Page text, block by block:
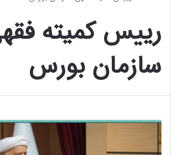
رییس کمیته
سازمان بورس